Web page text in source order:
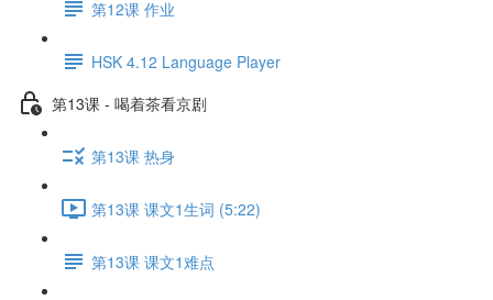
第12课 作业
HSK 4.12 Language Player
第13课 - 喝着茶看京剧
第13课 热身
第13课 课文1生词 (5:22)
第13课 课文1难点